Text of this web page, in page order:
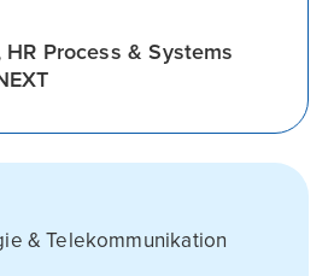
Process & Systems
& Telekommunikation